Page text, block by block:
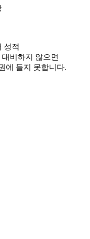
성적
비하지 않으면
에 들지 못합니다.